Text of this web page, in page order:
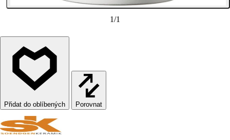
1/1
Porovnat